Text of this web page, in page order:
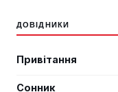
ДОВІДНИКИ
Привітання
Сонник